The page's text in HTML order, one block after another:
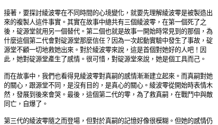
接著，要探討綾波零在不同時間的心境變化，就要先理解綾波零是被製造出
來的複製人這件事實。其實在故事中總共有三個綾波零，在第一個死了之
後，碇源堂就用另一個替代。第二個也就是故事一開始時常見到的那個， 為
什麼這個第二代會對碇源堂那麼信任？因為一次起動實驗中發生了事故，碇
源堂不顧一切地救她出來。對於綾波零來說，這是首個對她好的人吧！因
此，她對碇源堂產生了感情。很可惜，對碇源堂來說，她是個工具而己。
而在故事中，我們也看得見綾波零對真嗣的感情漸漸建立起來。而真嗣對她
的關心，跟源堂不同，是沒有目的，是真心的關心。綾波零從開始時表情木
然，發展到後來會哭。最後，這個第二代的零，為了救真嗣，在戰鬥中與敵
同亡，自爆了。
第三代的綾波零隨之而登場，但對於真嗣的記憶好像很模糊。但她的感情仍